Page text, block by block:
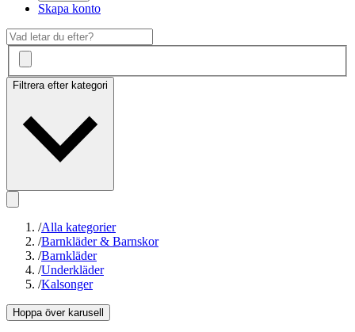
Skapa konto
Filtrera efter kategori
/Alla kategorier
/Barnkläder & Barnskor
/Barnkläder
/Underkläder
/Kalsonger
Hoppa över karusell